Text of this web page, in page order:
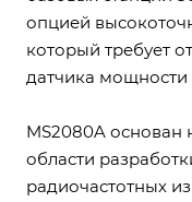
опцией
который требует
датчика мощности
MS2080A основан
области
радиочастотных